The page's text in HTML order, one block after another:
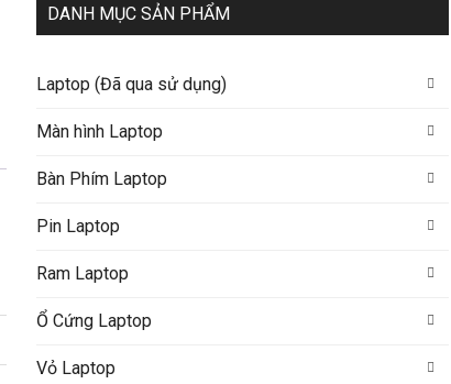
DANH MỤC SẢN PHẨM
Laptop (Đã qua sử dụng)
Màn hình Laptop
Bàn Phím Laptop
Pin Laptop
Ram Laptop
Ổ Cứng Laptop
Vỏ Laptop